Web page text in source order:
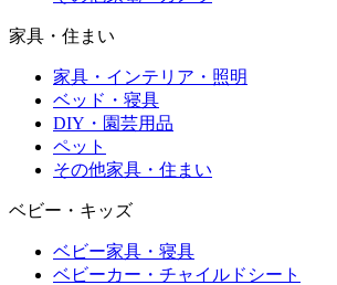
家具・住まい
家具・インテリア・照明
ベッド・寝具
DIY・園芸用品
ペット
その他家具・住まい
ベビー・キッズ
ベビー家具・寝具
ベビーカー・チャイルドシート